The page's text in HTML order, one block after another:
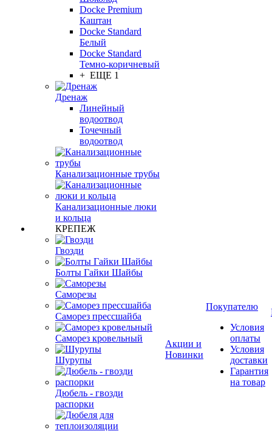
Docke Premium
Каштан
Docke Standard
Белый
Docke Standard
Темно-коричневый
+ ЕЩЕ 1
Дренаж
Линейный
водоотвод
Точечный
водоотвод
Канализационные трубы
Канализационные люки
и кольца
КРЕПЕЖ
Гвозди
Болты Гайки Шайбы
Саморезы
Саморез прессшайба
Саморез кровельный
Шурупы
Дюбель - гвозди
распорки
Акции и
Новинки
Покупателю
Условия
оплаты
Условия
доставки
Гарантия
на товар